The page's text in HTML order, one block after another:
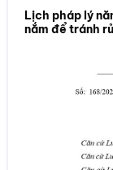
Lịch pháp lý
nắm để tránh